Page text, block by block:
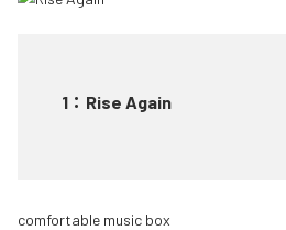
1 ： Rise Again
comfortable music box